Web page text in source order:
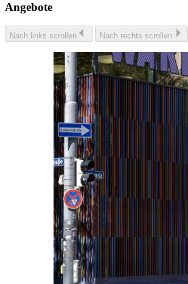
Angebote
Nach links scrollen Nach rechts scrollen